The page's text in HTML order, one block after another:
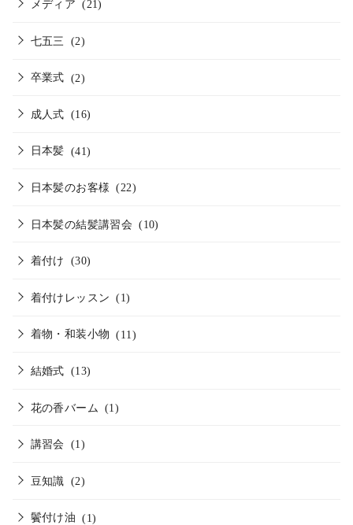
メディア (21)
七五三 (2)
卒業式 (2)
成人式 (16)
日本髪 (41)
日本髪のお客様 (22)
日本髪の結髪講習会 (10)
着付け (30)
着付けレッスン (1)
着物・和装小物 (11)
結婚式 (13)
花の香バーム (1)
講習会 (1)
豆知識 (2)
鬢付け油 (1)